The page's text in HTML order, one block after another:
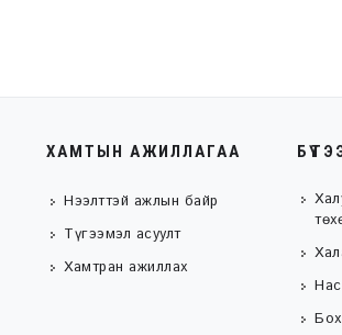
ХАМТЫН АЖИЛЛАГАА
Нээлттэй ажлын байр
Түгээмэл асуулт
Хамтран ажиллах